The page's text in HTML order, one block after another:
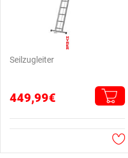
Seilzugleiter
449,99€